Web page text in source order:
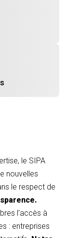
le SIPA
nouvelles
le respect de
l'accès à
: entreprises